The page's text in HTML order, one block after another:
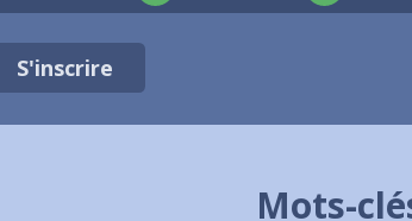
S'inscrire
Mots-